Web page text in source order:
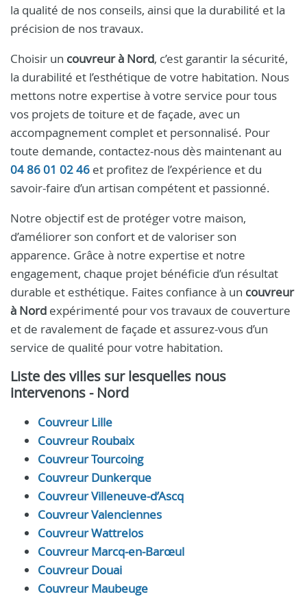
la qualité de nos conseils, ainsi que la durabilité et la
précision de nos travaux.
Choisir un couvreur à Nord, c’est garantir la sécurité,
la durabilité et l’esthétique de votre habitation. Nous
mettons notre expertise à votre service pour tous
vos projets de toiture et de façade, avec un
accompagnement complet et personnalisé. Pour
toute demande, contactez-nous dès maintenant au
04 86 01 02 46 et profitez de l’expérience et du
savoir-faire d’un artisan compétent et passionné.
Notre objectif est de protéger votre maison,
d’améliorer son confort et de valoriser son
apparence. Grâce à notre expertise et notre
engagement, chaque projet bénéficie d’un résultat
durable et esthétique. Faites confiance à un couvreur
à Nord expérimenté pour vos travaux de couverture
et de ravalement de façade et assurez-vous d’un
service de qualité pour votre habitation.
Liste des villes sur lesquelles nous
intervenons - Nord
Couvreur Lille
Couvreur Roubaix
Couvreur Tourcoing
Couvreur Dunkerque
Couvreur Villeneuve-d’Ascq
Couvreur Valenciennes
Couvreur Wattrelos
Couvreur Marcq-en-Barœul
Couvreur Douai
Couvreur Maubeuge